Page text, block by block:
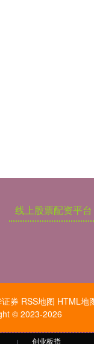
创业板指
线上股票配资平台
券 RSS地图 HTML地
© 2023-2026